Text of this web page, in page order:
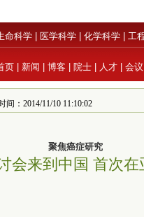
命科学 医学科学 化学科学 工
页 新闻 博客 院士 人才 会议
间：2014/11/10 11:10:02
聚焦癌症研究
会来到中国 首次在